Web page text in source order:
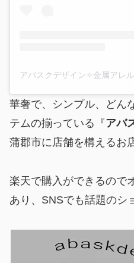
アバスクデザイン✧金属アレルギー対応アクセサ
華奢で、シンプル、どん
テムの揃っている『アバ
蒲郡市に店舗を構えるお
楽天で購入ができるので
あり、SNSでも話題のシ